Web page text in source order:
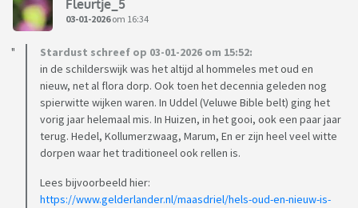
Fleurtje_5
03-01-2026om 16:34
Stardust schreef op 03-01-2026 om 15:52:
in de schilderswijk was het altijd al hommeles met oud en
nieuw, net al flora dorp. Ook toen het decennia geleden nog
spierwitte wijken waren. In Uddel (Veluwe Bible belt) ging het
vorig jaar helemaal mis. In Huizen, in het gooi, ook een paar jaar
terug. Hedel, Kollumerzwaag, Marum, En er zijn heel veel witte
dorpen waar het traditioneel ook rellen is.
Lees bijvoorbeeld hier:
https://www.gelderlander.nl/maasdriel/hels-oud-en-nieuw-is-